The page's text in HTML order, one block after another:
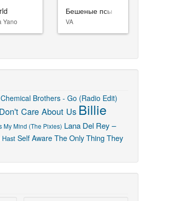
Yano
Бешеные псы
VA
Brothers - Go (Radio Edit)
Care About Us Billie
My Mind (The Pixies) Lana Del Rey –
Hast Self Aware The Only Thing They